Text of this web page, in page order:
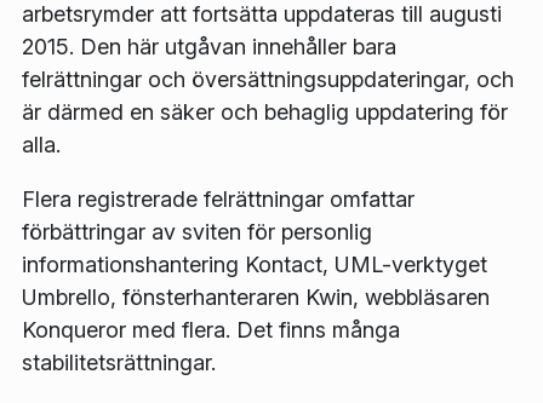
arbetsrymder att fortsätta uppdateras till augusti
2015. Den här utgåvan innehåller bara
felrättningar och översättningsuppdateringar, och
är därmed en säker och behaglig uppdatering för
alla.
Flera registrerade felrättningar omfattar
förbättringar av sviten för personlig
informationshantering Kontact, UML-verktyget
Umbrello, fönsterhanteraren Kwin, webbläsaren
Konqueror med flera. Det finns många
stabilitetsrättningar.